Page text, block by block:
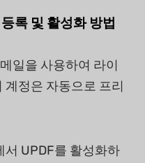
록 및 활성화 방법
일을 사용하여 라이
계정은 자동으로 프리
UPDF를 활성화하